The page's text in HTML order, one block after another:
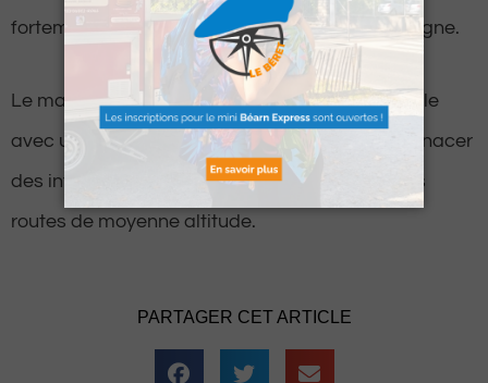
fortement déconseillé de s’aventurer en montagne.
Le manteau neigeux est en effet devenu instable
avec une neige fraîche et ventée. Il pourrait menacer
des infrastructures de montagne et parfois des
routes de moyenne altitude.
PARTAGER CET ARTICLE